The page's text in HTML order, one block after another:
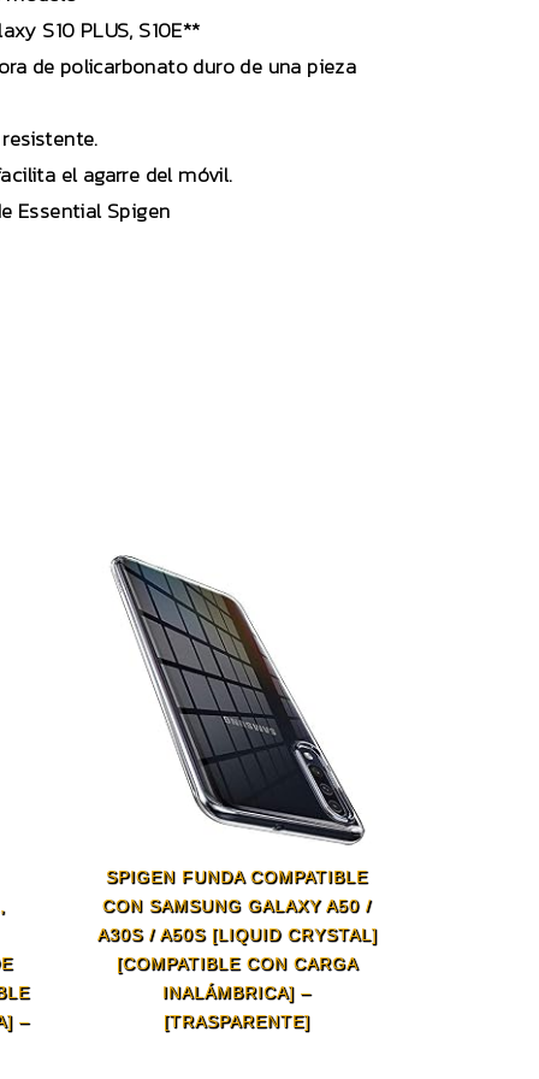
S10 PLUS, S10E**
de policarbonato duro de una pieza
el agarre del móvil.
Essential Spigen
–
SPIGEN FUNDA COMPATIBLE
CON SAMSUNG GALAXY A50 /
A30S / A50S [LIQUID CRYSTAL]
[COMPATIBLE CON CARGA
INALÁMBRICA] –
[TRASPARENTE]